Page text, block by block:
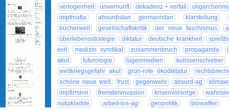
verlogenheit
unvernunft dekadenz + verfall
impfmafia
absurdistan germanistan
klarstellung
bücherwelt
gesellschaftskritik der neue faschismus
überlebensstrategie
diktatur deutsche krankheit
exit
medizin syndikat zusammenbruch propaganda
akut
futurologie lügenmedien
kulissenschieber
weltkriegsgefahr akut
grün-rote ökodiktatur
schöne neue welt
frust gegenwehr absurd-ag
impfirrsinn
fremdeninvasion krisenvorsorge
notizkladde
arbeit-los-ag geopolitik
biowaffen